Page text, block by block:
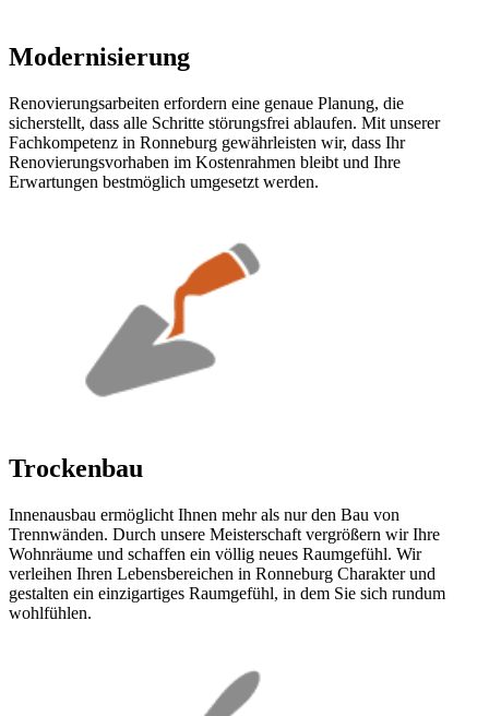
Modernisierung
Renovierungsarbeiten erfordern eine genaue Planung, die
sicherstellt, dass alle Schritte störungsfrei ablaufen. Mit unserer
Fachkompetenz in Ronneburg gewährleisten wir, dass Ihr
Renovierungsvorhaben im Kostenrahmen bleibt und Ihre
Erwartungen bestmöglich umgesetzt werden.
Trockenbau
Innenausbau ermöglicht Ihnen mehr als nur den Bau von
Trennwänden. Durch unsere Meisterschaft vergrößern wir Ihre
Wohnräume und schaffen ein völlig neues Raumgefühl. Wir
verleihen Ihren Lebensbereichen in Ronneburg Charakter und
gestalten ein einzigartiges Raumgefühl, in dem Sie sich rundum
wohlfühlen.